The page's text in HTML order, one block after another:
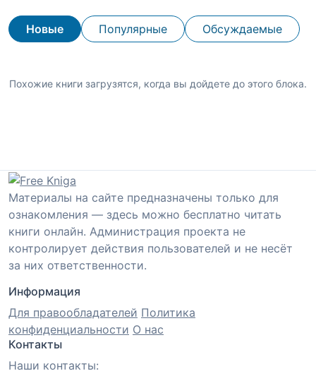
Новые Популярные Обсуждаемые
Похожие книги загрузятся, когда вы дойдете до этого блока.
Материалы на сайте предназначены только для
ознакомления — здесь можно бесплатно читать
книги онлайн. Администрация проекта не
контролирует действия пользователей и не несёт
за них ответственности.
Информация
Для правообладателей Политика
конфиденциальности О нас
Контакты
Наши контакты: